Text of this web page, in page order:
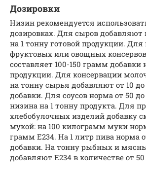
Дозировки
Низин рекомендуется
дозировках. Для сыров добавляют
на 1 тонну готовой продукции.
фруктовых или овощных
составляет 100-150 грамм добавки
продукции. Для консервации
на тонну сырья добавляют от 10
добавки. Для соусов норма от 50
низина на 1 тонну продукта. Для
хлебобулочных изделий добавку
мукой: на 100 килограмм муки
грамм Е234. На 1 литр пива норма
добавки. На тонну рыбных и
добавляют Е234 в количестве от